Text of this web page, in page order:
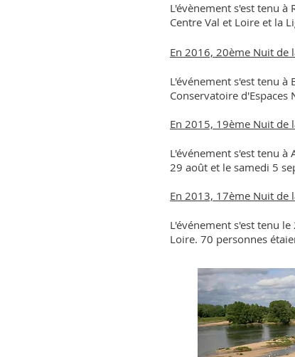
L'évènement s'est tenu à
Centre Val et Loire et la
En 2016, 20ème Nuit de
L'événement s'est tenu
Conservatoire d'Espaces
En 2015, 19ème Nuit de
L'événement s'est tenu
29 août et le samedi 5
En 2013, 17ème Nuit de
L'événement s'est tenu le
Loire. 70 personnes